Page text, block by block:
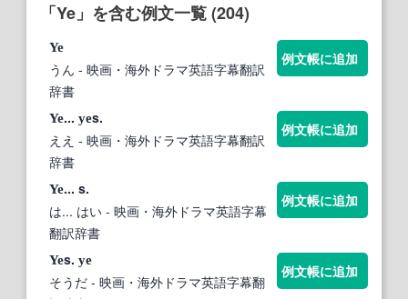
「Ye」を含む例文一覧 (204)
Ye
うん - 映画・海外ドラマ英語字幕翻訳
辞書
例文帳に追加
Ye... yes.
ええ - 映画・海外ドラマ英語字幕翻訳
辞書
例文帳に追加
Ye... s.
は... はい - 映画・海外ドラマ英語字幕
翻訳辞書
例文帳に追加
Yes. ye
そうだ - 映画・海外ドラマ英語字幕翻
例文帳に追加